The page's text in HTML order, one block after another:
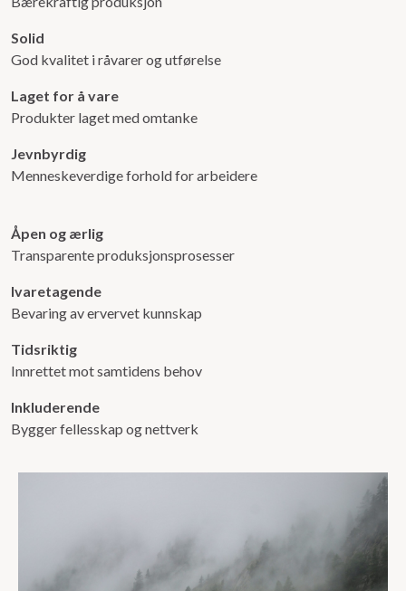
Solid
God kvalitet i råvarer og utførelse
Laget for å vare
Produkter laget med omtanke
Jevnbyrdig
Menneskeverdige forhold for arbeidere
Åpen og ærlig
Transparente produksjonsprosesser
Ivaretagende
Bevaring av ervervet kunnskap
Tidsriktig
Innrettet mot samtidens behov
Inkluderende
Bygger fellesskap og nettverk